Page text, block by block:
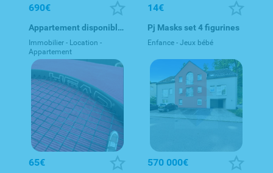
690€
Appartement disponible 1 chambre
Immobilier - Location -
Appartement
14€
Pj Masks set 4 figurines
Enfance - Jeux bébé
65€ 570 000€